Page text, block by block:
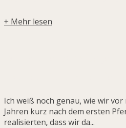
+ Mehr lesen
Ich weiß noch genau, wie wir
Jahren kurz nach dem ersten
realisierten, dass wir da...